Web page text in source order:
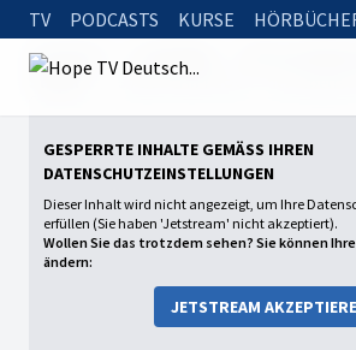
TV PODCASTS KURSE
Startseite
Wie man
Staffel 1
SVEN SCHIPPLOCK - der
GESPERRTE INHALTE GEMÄSS IHREN D
ATENSCHUTZEINSTELLUNGEN
Dieser Inhalt wird nicht angezeigt, um Ihre
erfüllen (Sie haben 'Jetstream' nicht akzeptiert).
Wollen Sie das trotzdem sehen? Sie können
ändern:
JETSTREAM